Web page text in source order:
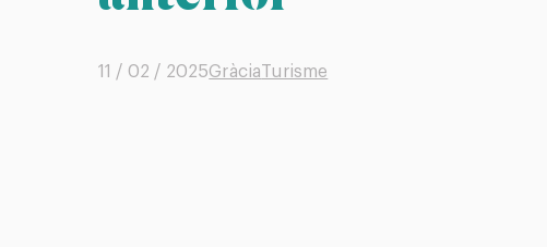
11 / 02 / 2025Gràcia Turisme